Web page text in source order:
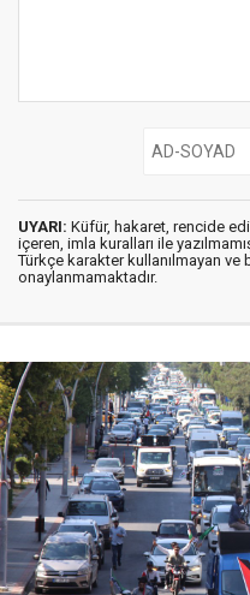
UYARI: Küfür, hakaret, rencide
içeren, imla kuralları ile
Türkçe karakter kullanılmayan ve
onaylanmamaktadır.